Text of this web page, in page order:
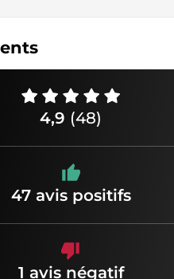
4,9 (48)
47 avis positifs
1 avis négatif